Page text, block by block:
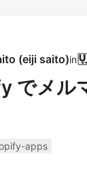
(eiji saito)in
でメル
apps